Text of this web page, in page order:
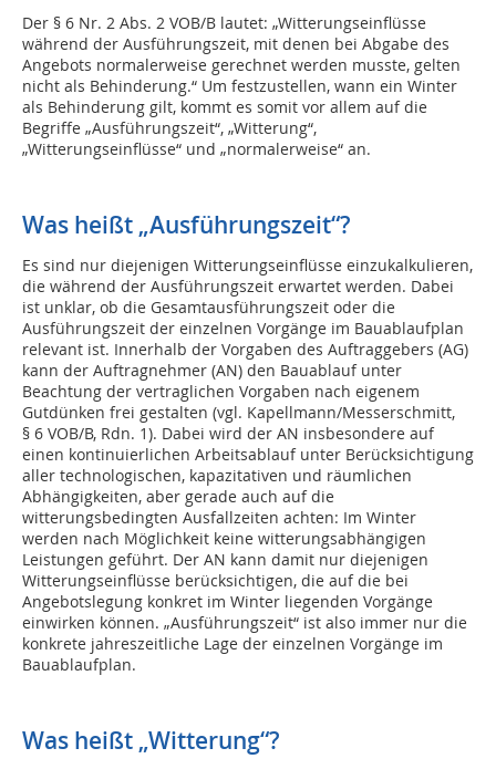
Der § 6 Nr. 2 Abs. 2 VOB/B lautet: „Witterungseinflüsse
während der Ausführungszeit, mit denen bei Abgabe des
Angebots normalerweise gerechnet werden musste, gelten
nicht als Behinderung.“ Um festzustellen, wann ein Winter
als Behinderung gilt, kommt es somit vor allem auf die
Begriffe „Ausführungszeit“, „Witterung“,
„Witterungseinflüsse“ und „normalerweise“ an.
Was heißt „Ausführungszeit“?
Es sind nur diejenigen Witterungseinflüsse einzukalkulieren,
die während der Ausführungszeit erwartet werden. Dabei
ist unklar, ob die Gesamtausführungszeit oder die
Ausführungszeit der einzelnen Vorgänge im Bauablaufplan
relevant ist. Innerhalb der Vorgaben des Auftraggebers (AG)
kann der Auftragnehmer (AN) den Bauablauf unter
Beachtung der vertraglichen Vorgaben nach eigenem
Gutdünken frei gestalten (vgl. Kapellmann/Messerschmitt,
§ 6 VOB/B, Rdn. 1). Dabei wird der AN insbesondere auf
einen kontinuierlichen Arbeitsablauf unter Berücksichtigung
aller technologischen, kapazitativen und räumlichen
Abhängigkeiten, aber gerade auch auf die
witterungsbedingten Ausfallzeiten achten: Im Winter
werden nach Möglichkeit keine witterungsabhängigen
Leistungen geführt. Der AN kann damit nur diejenigen
Witterungseinflüsse berücksichtigen, die auf die bei
Angebotslegung konkret im Winter liegenden Vorgänge
einwirken können. „Ausführungszeit“ ist also immer nur die
konkrete jahreszeitliche Lage der einzelnen Vorgänge im
Bauablaufplan.
Was heißt „Witterung“?